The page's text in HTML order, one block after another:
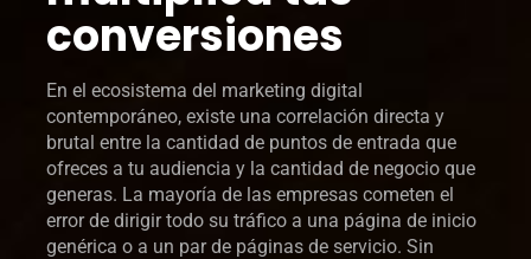
conversiones
En el ecosistema del marketing digital
contemporáneo, existe una correlación directa y
brutal entre la cantidad de puntos de entrada que
ofreces a tu audiencia y la cantidad de negocio que
generas. La mayoría de las empresas cometen el
error de dirigir todo su tráfico a una página de inicio
genérica o a un par de páginas de servicio. Sin